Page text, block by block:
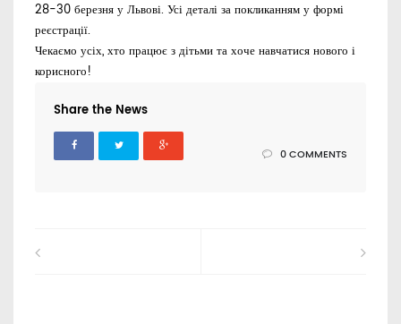
28-30 березня у Львові. Усі деталі за покликанням у формі
реєстрації.
Чекаємо усіх, хто працює з дітьми та хоче навчатися нового і
корисного!
Share the News
0 COMMENTS